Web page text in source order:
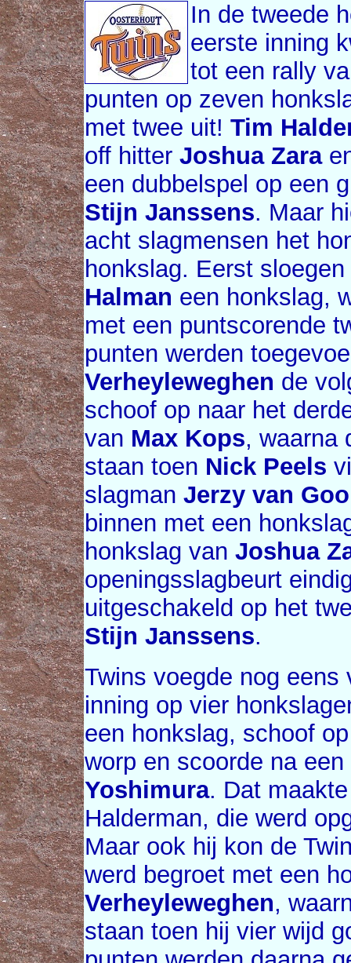
In de tweede
eerste inning
tot een rally
punten op zeven
met twee uit! Tim
off hitter Joshua Zara
een dubbelspel op een
Stijn Janssens. Maar
acht slagmensen het
honkslag. Eerst sloegen
Halman een honkslag,
met een puntscorende
punten werden
Verheyleweghen de
schoof op naar het
van Max Kops, waarna
staan toen Nick Peels
slagman Jerzy van
binnen met een
honkslag van Joshua
openingsslagbeurt
uitgeschakeld op het
Stijn Janssens.
Twins voegde nog
inning op vier
een honkslag, schoof
worp en scoorde na
Yoshimura. Dat
Halderman, die werd
Maar ook hij kon de
werd begroet met een
Verheyleweghen,
staan toen hij vier wijd